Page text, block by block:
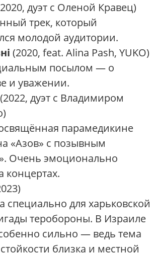
дуэт с Оленой Кравец)
трек, который
молодой аудитории.
(2020, feat. Alina Pash, YUKO)
посылом — о
и уважении.
(2022, дуэт с Владимиром
парамедикине
«Азов» с позывным
Очень эмоционально
концертах.
специально для харьковской
теробороны. В Израиле
сильно — ведь тема
близка и местной